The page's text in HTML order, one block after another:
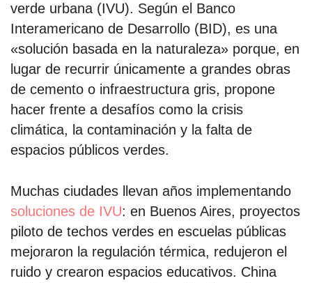
verde urbana (IVU). Según el Banco
Interamericano de Desarrollo (BID), es una
«solución basada en la naturaleza» porque, en
lugar de recurrir únicamente a grandes obras
de cemento o infraestructura gris, propone
hacer frente a desafíos como la crisis
climática, la contaminación y la falta de
espacios públicos verdes.
Muchas ciudades llevan años implementando
soluciones de IVU: en Buenos Aires, proyectos
piloto de techos verdes en escuelas públicas
mejoraron la regulación térmica, redujeron el
ruido y crearon espacios educativos. China